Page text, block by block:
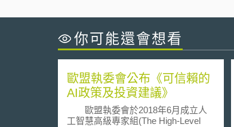
你可能還會想看
歐盟執委會公布《可信賴的
AI政策及投資建議》
歐盟執委會於2018年6月成立人
工智慧高級專家組(The High-Level